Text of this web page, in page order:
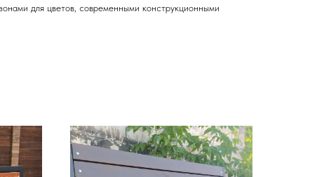
для цветов, современными конструкционными